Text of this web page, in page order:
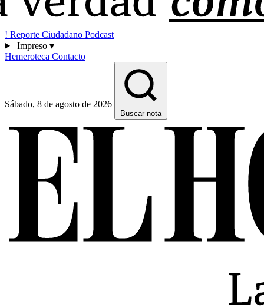
! Reporte Ciudadano Podcast
Impreso ▾
Hemeroteca Contacto
Sábado, 8 de agosto de 2026
Buscar nota